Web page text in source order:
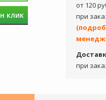
клик
от 120
при
при